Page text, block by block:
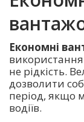
Економні
не рідкість.
дозволити
період, якщо
водіїв.